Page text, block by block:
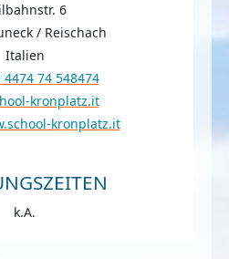
6
/ Reischach
Italien
4474 74 548474
kronplatz.it
kronplatz.it
k.A.